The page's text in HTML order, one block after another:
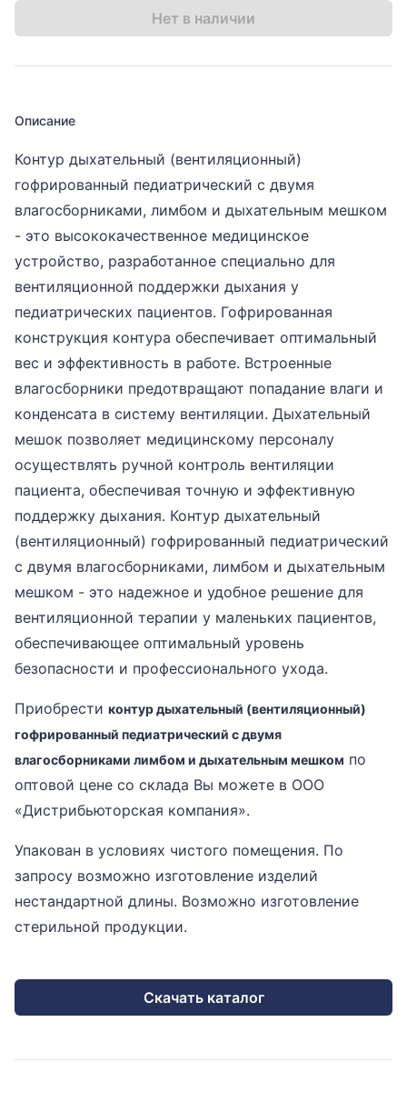
Нет в наличии
Описание
Контур дыхательный (вентиляционный)
гофрированный педиатрический с двумя
влагосборниками, лимбом и дыхательным мешком
- это высококачественное медицинское
устройство, разработанное специально для
вентиляционной поддержки дыхания у
педиатрических пациентов. Гофрированная
конструкция контура обеспечивает оптимальный
вес и эффективность в работе. Встроенные
влагосборники предотвращают попадание влаги и
конденсата в систему вентиляции. Дыхательный
мешок позволяет медицинскому персоналу
осуществлять ручной контроль вентиляции
пациента, обеспечивая точную и эффективную
поддержку дыхания. Контур дыхательный
(вентиляционный) гофрированный педиатрический
с двумя влагосборниками, лимбом и дыхательным
мешком - это надежное и удобное решение для
вентиляционной терапии у маленьких пациентов,
обеспечивающее оптимальный уровень
безопасности и профессионального ухода.
Приобрести контур дыхательный (вентиляционный)
гофрированный педиатрический с двумя
влагосборниками лимбом и дыхательным мешком по
оптовой цене со склада Вы можете в ООО
«Дистрибьюторская компания».
Упакован в условиях чистого помещения. По
запросу возможно изготовление изделий
нестандартной длины. Возможно изготовление
стерильной продукции.
Скачать каталог